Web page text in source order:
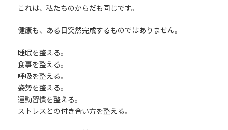
これは、私たちのからだも同じです。
健康も、ある日突然完成するものではありません。
睡眠を整える。
食事を整える。
呼吸を整える。
姿勢を整える。
運動習慣を整える。
ストレスとの付き合い方を整える。